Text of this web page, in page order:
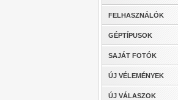
FELHASZNÁLÓK
GÉPTÍPUSOK
SAJÁT FOTÓK
ÚJ VÉLEMÉNYEK
ÚJ VÁLASZOK